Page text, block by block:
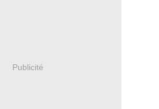
Publicité